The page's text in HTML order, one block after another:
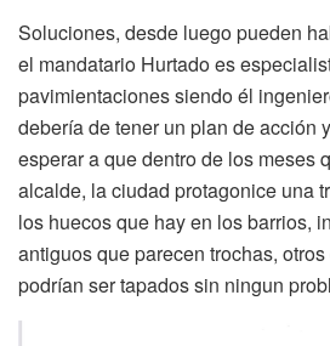
Soluciones, desde luego pueden
el mandatario Hurtado es
pavimientaciones siendo él
debería de tener un plan de acción
esperar a que dentro de los meses
alcalde, la ciudad protagonice una
los huecos que hay en los barrios,
antiguos que parecen trochas,
podrían ser tapados sin ningun